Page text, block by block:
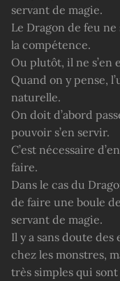
servant de magie.
Le Dragon de feu ne
la compétence.
Ou plutôt, il ne s’en
Quand on y pense,
naturelle.
On doit d’abord
pouvoir s’en servir.
C’est nécessaire
faire.
Dans le cas du
de faire une boule
servant de magie.
Il y a sans doute des
chez les monstres,
très simples qui